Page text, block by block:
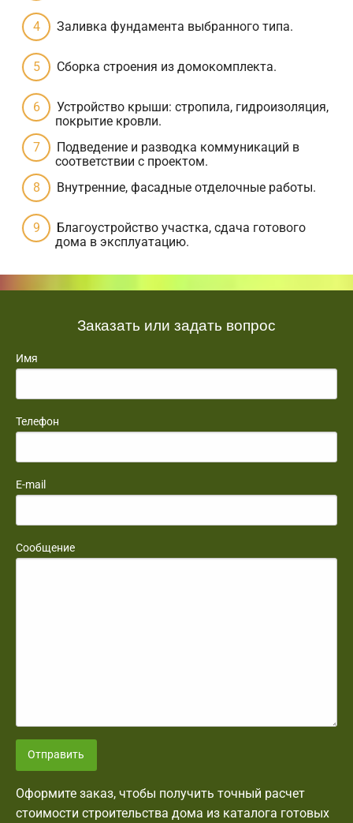
Заливка фундамента выбранного типа.
Сборка строения из домокомплекта.
Устройство крыши: стропила, гидроизоляция,
покрытие кровли.
Подведение и разводка коммуникаций в
соответствии с проектом.
Внутренние, фасадные отделочные работы.
Благоустройство участка, сдача готового
дома в эксплуатацию.
Заказать или задать вопрос
Имя
Телефон
E-mail
Сообщение
Отправить
Оформите заказ, чтобы получить точный расчет
стоимости строительства дома из каталога готовых